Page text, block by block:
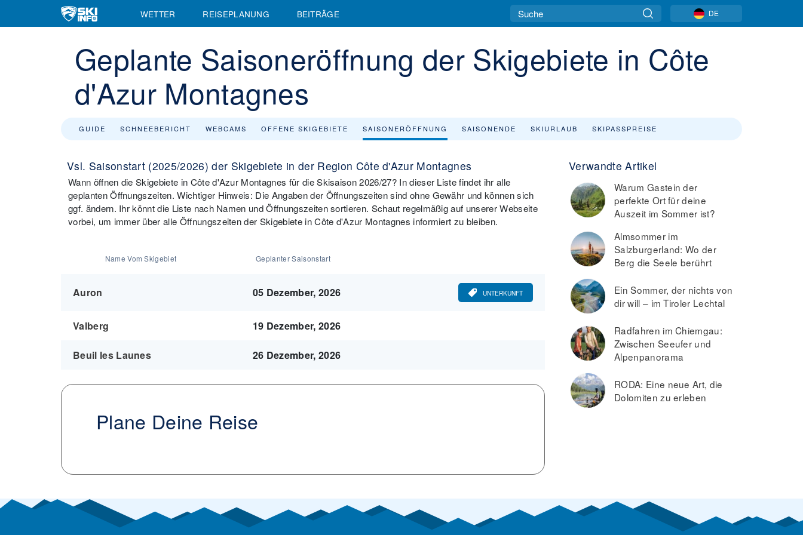
WETTER REISEPLANUNG BEITRÄGE DE
Geplante Saisoneröffnung der Skigebiete in Côte
d'Azur Montagnes
GUIDE SCHNEEBERICHT WEBCAMS OFFENE SKIGEBIETE SAISONERÖFFNUNG SAISONENDE SKIURLAUB SKIPASSPREISE
Vsl. Saisonstart (2025/2026) der Skigebiete in der Region Côte d'Azur Montagnes
Wann öffnen die Skigebiete in Côte d'Azur Montagnes für die Skisaison 2026/27? In dieser Liste findet ihr alle
geplanten Öffnungszeiten. Wichtiger Hinweis: Die Angaben der Öffnungszeiten sind ohne Gewähr und können sich
ggf. ändern. Ihr könnt die Liste nach Namen und Öffnungszeiten sortieren. Schaut regelmäßig auf unserer Webseite
vorbei, um immer über alle Öffnungszeiten der Skigebiete in Côte d'Azur Montagnes informiert zu bleiben.
Name Vom Skigebiet Geplanter Saisonstart
Auron 05 Dezember, 2026 UNTERKUNFT
Valberg 19 Dezember, 2026
Beuil les Launes 26 Dezember, 2026
Plane Deine Reise
Verwandte Artikel
Warum Gastein der
perfekte Ort für deine
Auszeit im Sommer ist?
Almsommer im
Salzburgerland: Wo der
Berg die Seele berührt
Ein Sommer, der nichts von
dir will – im Tiroler Lechtal
Radfahren im Chiemgau:
Zwischen Seeufer und
Alpenpanorama
RODA: Eine neue Art, die
Dolomiten zu erleben